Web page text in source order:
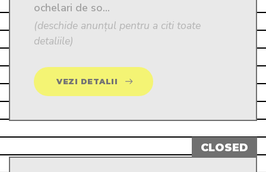
ochelari de so...
(deschide anunțul pentru a citi toate
detaliile)
VEZI DETALII